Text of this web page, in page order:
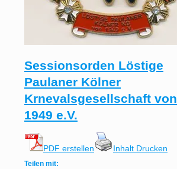
Sessionsorden Löstige
Paulaner Kölner
Krnevalsgesellschaft von
1949 e.V.
PDF erstellen Inhalt Drucken
Teilen mit: